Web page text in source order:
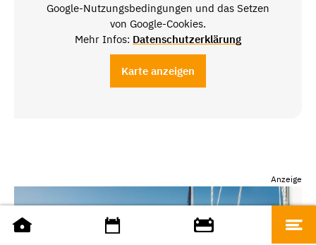
Google-Nutzungsbedingungen und das Setzen
von Google-Cookies.
Mehr Infos: Datenschutzerklärung
Karte anzeigen
Anzeige